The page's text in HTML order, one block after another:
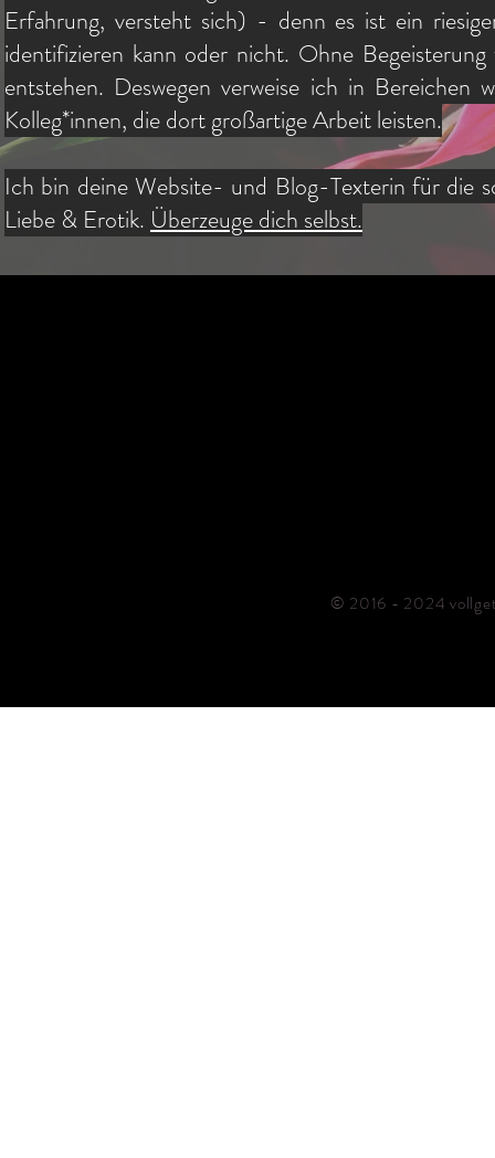
Erfahrung, versteht sich) - denn es ist ein
identifizieren kann oder nicht. Ohne
entstehen. Deswegen verweise ich in
Kolleg*innen, die dort großartige Arbeit leisten.
Ich bin deine Website- und Blog-Texterin für die
Liebe & Erotik. Überzeuge dich selbst.
© 2016 - 2024